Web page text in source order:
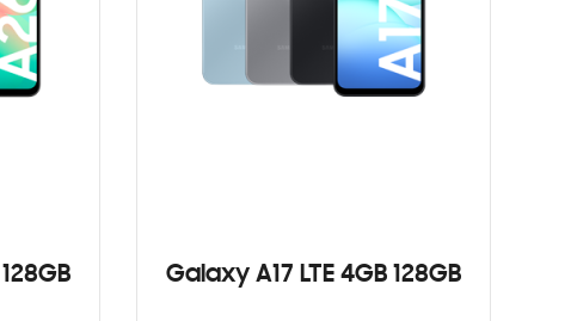
Galaxy A17 LTE 4GB 128GB